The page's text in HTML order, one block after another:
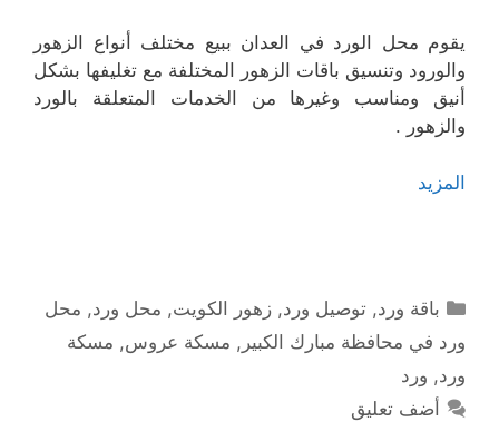
يقوم محل الورد في العدان ببيع مختلف أنواع الزهور
والورود وتنسيق باقات الزهور المختلفة مع تغليفها بشكل
أنيق ومناسب وغيرها من الخدمات المتعلقة بالورد
والزهور .
المزيد
التصنيفات
باقة ورد,توصيل ورد,زهور الكويت, محل ورد, محل
ورد في محافظة مبارك الكبير , مسكة عروس, مسكة
ورد, ورد
أضف تعليق